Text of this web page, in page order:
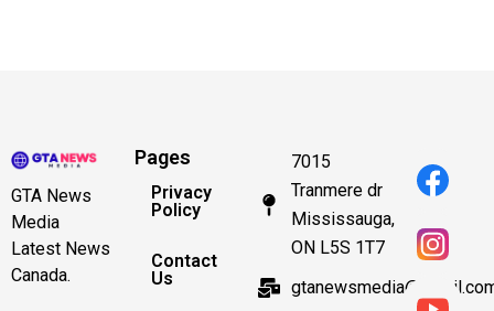
GTA News
Media
Latest News
Canada.
Pages
Privacy
Policy
Contact
Us
7015
Tranmere dr
Mississauga,
ON L5S 1T7